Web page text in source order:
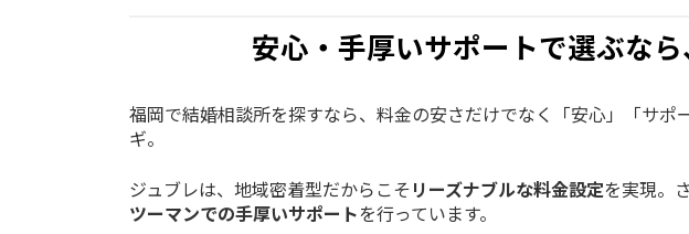
安心・手厚いサポートで選ぶなら
福岡で結婚相談所を探すなら、料金の安さだけでなく「安心」「サポ
ギ。
ジュブレは、地域密着型だからこそ リーズナブルな料金設定を実現。
ツーマンでの手厚いサポートを行っています。